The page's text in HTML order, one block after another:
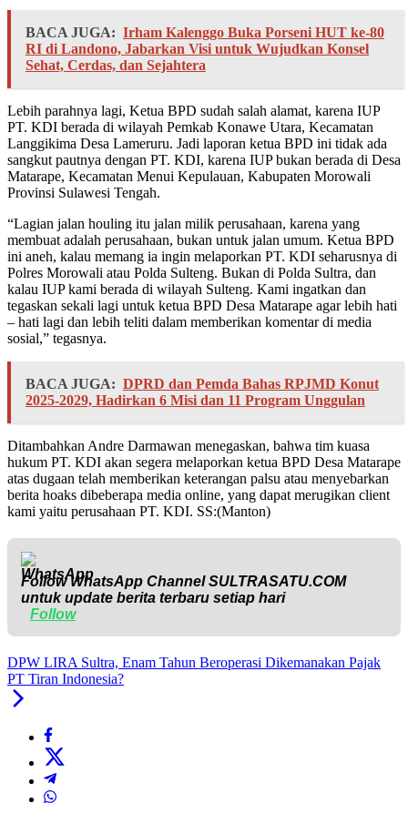
BACA JUGA: Irham Kalenggo Buka Porseni HUT ke-80
RI di Landono, Jabarkan Visi untuk Wujudkan Konsel
Sehat, Cerdas, dan Sejahtera
Lebih parahnya lagi, Ketua BPD sudah salah alamat, karena IUP
PT. KDI berada di wilayah Pemkab Konawe Utara, Kecamatan
Langgikima Desa Lameruru. Jadi laporan ketua BPD ini tidak ada
sangkut pautnya dengan PT. KDI, karena IUP bukan berada di Desa
Matarape, Kecamatan Menui Kepulauan, Kabupaten Morowali
Provinsi Sulawesi Tengah.
“Lagian jalan houling itu jalan milik perusahaan, karena yang
membuat adalah perusahaan, bukan untuk jalan umum. Ketua BPD
ini aneh, kalau memang ia ingin melaporkan PT. KDI seharusnya di
Polres Morowali atau Polda Sulteng. Bukan di Polda Sultra, dan
kalau IUP kami berada di wilayah Sulteng. Kami ingatkan dan
tegaskan sekali lagi untuk ketua BPD Desa Matarape agar lebih hati
– hati lagi dan lebih teliti dalam memberikan komentar di media
sosial,” tegasnya.
BACA JUGA: DPRD dan Pemda Bahas RPJMD Konut
2025-2029, Hadirkan 6 Misi dan 11 Program Unggulan
Ditambahkan Andre Darmawan menegaskan, bahwa tim kuasa
hukum PT. KDI akan segera melaporkan ketua BPD Desa Matarape
atas dugaan telah memberikan keterangan palsu atau menyebarkan
berita hoaks dibeberapa media online, yang dapat merugikan client
kami yaitu perusahaan PT. KDI. SS:(Manton)
Follow WhatsApp ChannelSULTRASATU.COM
untuk update berita terbaru setiap hari
Follow
DPW LIRA Sultra, Enam Tahun Beroperasi Dikemanakan Pajak
PT Tiran Indonesia?